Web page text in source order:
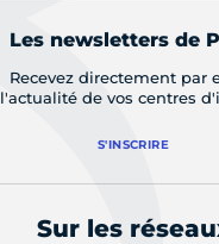
Les newsletters de
Recevez directement par
l'actualité de vos centres
S'INSCRIRE
Sur les